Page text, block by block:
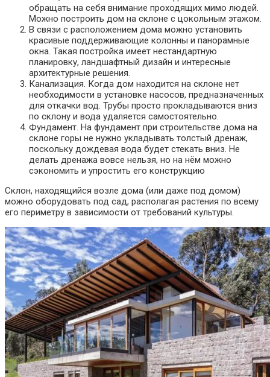
обращать на себя внимание проходящих мимо людей.
Можно построить дом на склоне с цокольным этажом.
В связи с расположением дома можно установить
красивые поддерживающие колонны и панорамные
окна. Такая постройка имеет нестандартную
планировку, ландшафтный дизайн и интересные
архитектурные решения.
Канализация. Когда дом находится на склоне нет
необходимости в установке насосов, предназначенных
для откачки вод. Трубы просто прокладываются вниз
по склону и вода удаляется самостоятельно.
Фундамент. На фундамент при строительстве дома на
склоне горы не нужно укладывать толстый дренаж,
поскольку дождевая вода будет стекать вниз. Не
делать дренажа вовсе нельзя, но на нём можно
сэкономить и упростить его конструкцию
Склон, находящийся возле дома (или даже под домом)
можно оборудовать под сад, располагая растения по всему
его периметру в зависимости от требований культуры.